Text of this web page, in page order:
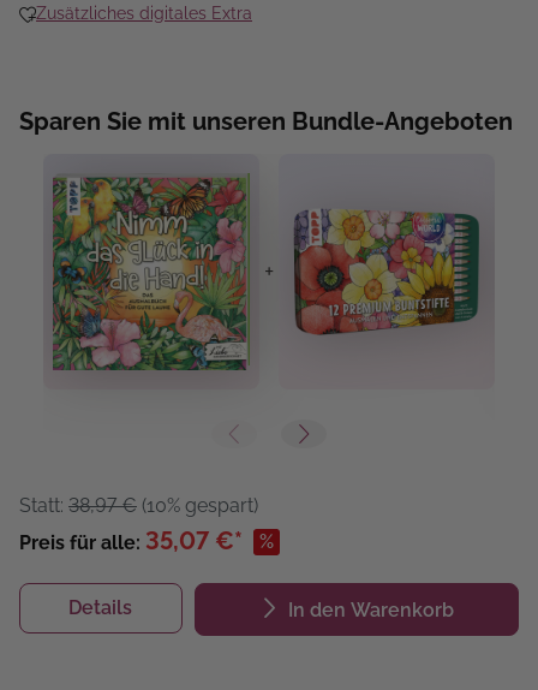
Zusätzliches digitales Extra
Sparen Sie mit unseren Bundle-Angeboten
+
Statt: 38,97 € (10% gespart)
Preis für alle: 35,07 €* %
Details In den Warenkorb